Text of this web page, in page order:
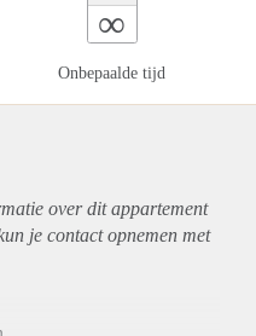
∞
Onbepaalde tijd
over ditappartement
je contact opnemen met